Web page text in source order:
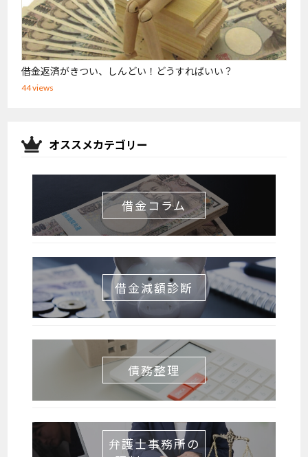
借金返済がきつい、しんどい！どうすればいい？
44 views
オススメカテゴリー
借金コラム
借金減額診断
債務整理
弁護士事務所の